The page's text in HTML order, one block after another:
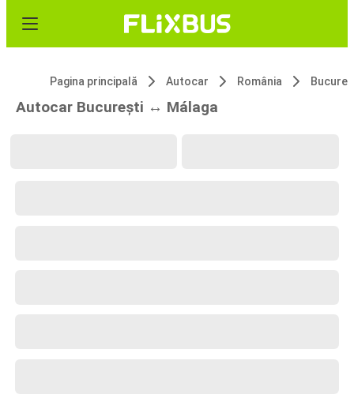
Pagina principală Autocar România
Autocar București ↔ Málaga